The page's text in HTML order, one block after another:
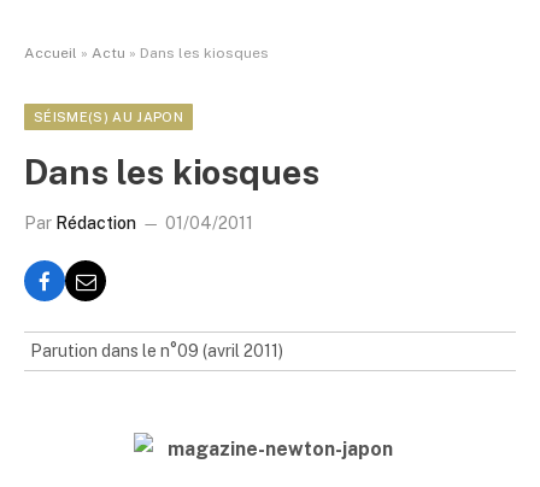
Accueil » Actu » Dans les kiosques
SÉISME(S) AU JAPON
Dans les kiosques
Par Rédaction 01/04/2011
Parution dans le n°09 (avril 2011)